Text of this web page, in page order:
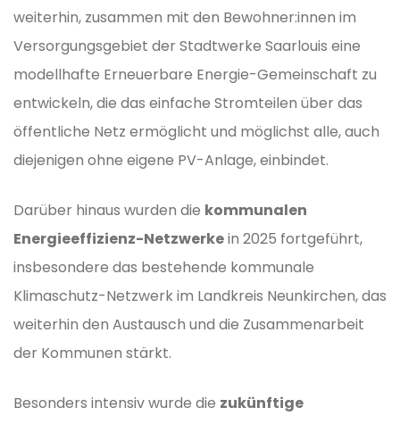
weiterhin, zusammen mit den Bewohner:innen im
Versorgungsgebiet der Stadtwerke Saarlouis eine
modellhafte Erneuerbare Energie-Gemeinschaft zu
entwickeln, die das einfache Stromteilen über das
öffentliche Netz ermöglicht und möglichst alle, auch
diejenigen ohne eigene PV-Anlage, einbindet.
Darüber hinaus wurden die kommunalen
Energieeffizienz-Netzwerkein 2025 fortgeführt,
insbesondere das bestehende kommunale
Klimaschutz-Netzwerk im Landkreis Neunkirchen, das
weiterhin den Austausch und die Zusammenarbeit
der Kommunen stärkt.
Besonders intensiv wurde die zukünftige